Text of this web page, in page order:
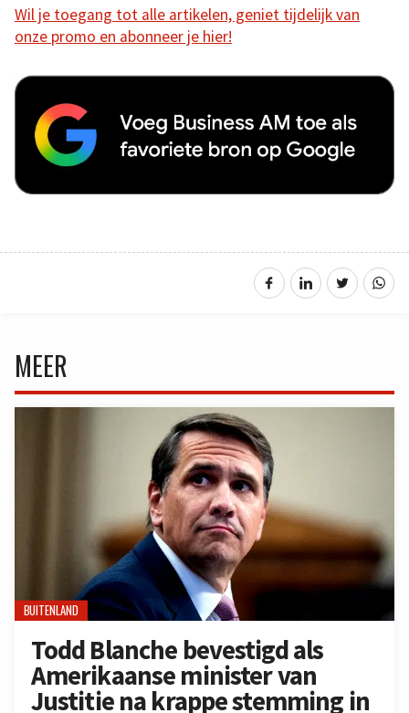
Wil je toegang tot alle artikelen, geniet tijdelijk van
onze promo en abonneer je hier!
MEER
BUITENLAND
Todd Blanche bevestigd als
Amerikaanse minister van
Justitie na krappe stemming in